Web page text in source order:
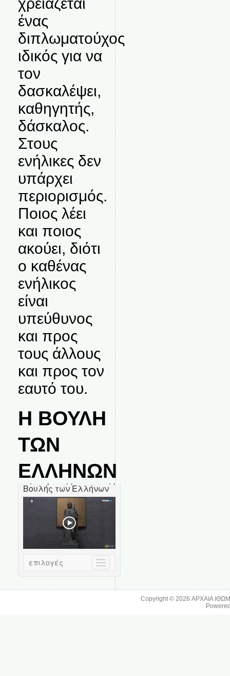
ένας
διπλωματούχος
ιδικός για να
τον
δασκαλέψει,
καθηγητής,
δάσκαλος.
Στους
ενήλικες δεν
υπάρχει
περιορισμός.
Ποιος λέει
και ποιος
ακούει, διότι
ο καθένας
ενήλικος
είναι
υπεύθυνος
και προς
τους άλλους
και προς τον
εαυτό του.
Η ΒΟΥΛΗ
ΤΩΝ
ΕΛΛΗΝΩΝ
Copyright © 2026ΑΡΧΑΙΑ